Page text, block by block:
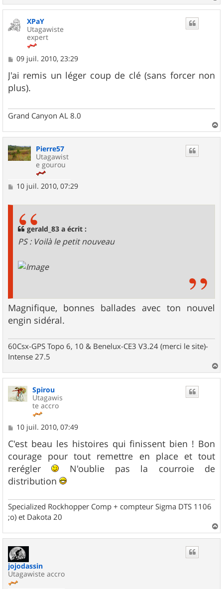
a
u
XPaY
Utagawiste
expert
M
s
s
a
09 juil. 2010, 23:29
J'ai remis un léger coup de clé (sans forcer non
plus).
Grand Canyon AL 8.0
a
Pierre57
Utagawist
e gourou
M10 juil. 2010, 07:29
gerald_83 a écrit :
PS : Voilà le petit nouveau
Magnifique, bonnes ballades avec ton nouvel
engin sidéral.
60Csx-GPS Topo 6, 10 & Benelux-CE3 V3.24 (merci le site)-
Intense 27.5
a
u
Spirou
Utagawis
te accro
M
s
s
a
g
e
10 juil. 2010, 07:49
C'est beau les histoires qui finissent bien ! Bon
courage pour tout remettre en place et tout
rerégler
N'oublie pas la courroie de
distribution
Specialized Rockhopper Comp + compteur Sigma DTS 1106
;o) et Dakota 20
a
jojodassin
Utagawiste accro